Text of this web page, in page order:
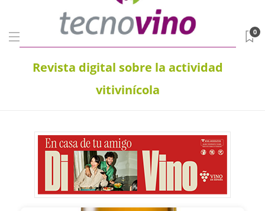
Revista digital sobre la actividad
vitivinícola
0